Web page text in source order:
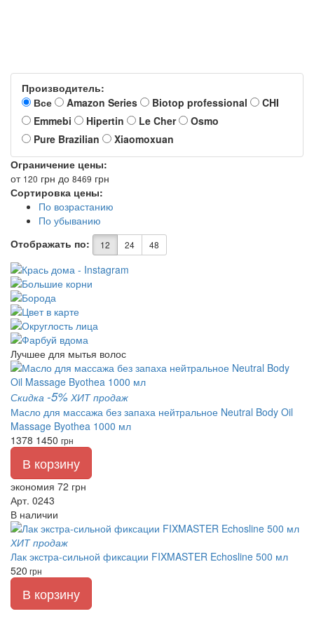
Производитель:
Все
Amazon Series Biotop professional
CHI
Emmebi
Hipertin Le Cher
Osmo
Pure Brazilian
Xiaomoxuan
Ограничение цены:
от 120 грн до 8469 грн
Сортировка цены:
По возрастанию
По убыванию
Отображать по:
12 24 48
Лучшее для мытья волос
Скидка -5% ХИТ продаж
Масло для массажа без запаха нейтральное Neutral Body Oil
Massage Byothea 1000 мл
1378 1450 грн
В корзину
экономия 72 грн
Арт. 0243
В наличии
ХИТ продаж
Лак экстра-сильной фиксации FIXMASTER Echosline 500 мл
520 грн
В корзину